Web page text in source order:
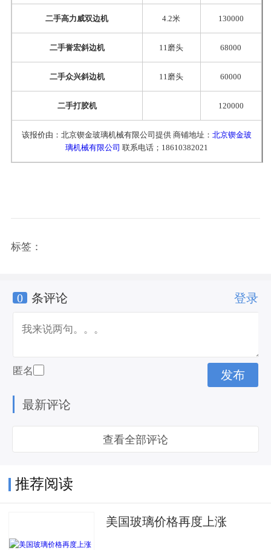
二手高力威双边机 4.2米 130000
二手誉宏斜边机 11磨头 68000
二手众兴斜边机 11磨头 60000
二手打胶机 120000
该报价由：北京锲金玻璃机械有限公司提供 商铺地址： 北京锲金玻
璃机械有限公司 联系电话；18610382021
标签：
0 条评论 登录
匿名
最新评论
查看全部评论
推荐阅读
美国玻璃价格再度上涨